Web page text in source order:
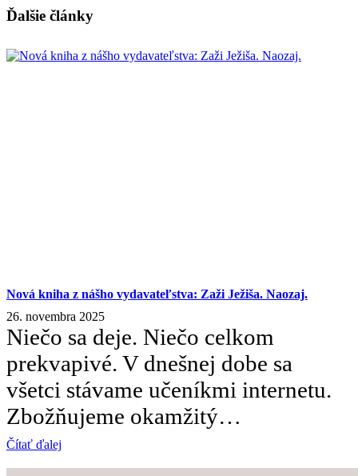
Ďalšie články
Nová kniha z nášho vydavateľstva: Zaži Ježiša. Naozaj.
26. novembra 2025
Niečo sa deje. Niečo celkom
prekvapivé. V dnešnej dobe sa
všetci stávame učeníkmi internetu.
Zbožňujeme okamžitý…
Čítať ďalej